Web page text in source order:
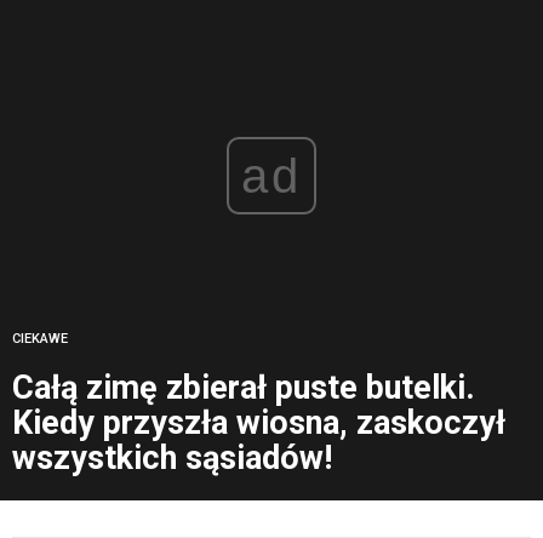
ad
CIEKAWE
Całą zimę zbierał puste butelki.
Kiedy przyszła wiosna, zaskoczył
wszystkich sąsiadów!